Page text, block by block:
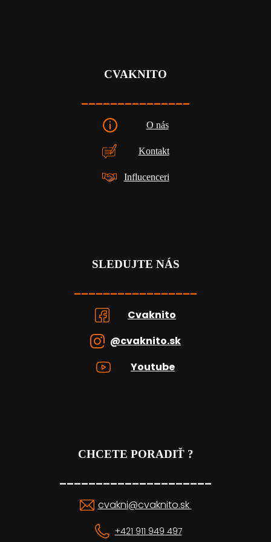
CVAKNITO
_______________
O nás
Kontakt
Influcenceri
SLEDUJTE NÁS
_________________
Cvaknito
@cvaknito.sk
Youtube
CHCETE PORADIŤ ?
_____________________
cvakni@cvaknito.sk
+421 911 949 497